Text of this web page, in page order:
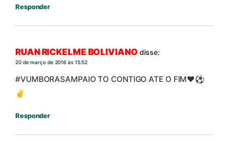
Responder
RUAN RICKELME BOLIVIANO disse:
20 de março de 2016 às 15:52
#VUMBORASAMPAIO TO CONTIGO ATE O FIM❤⚽
✌
Responder